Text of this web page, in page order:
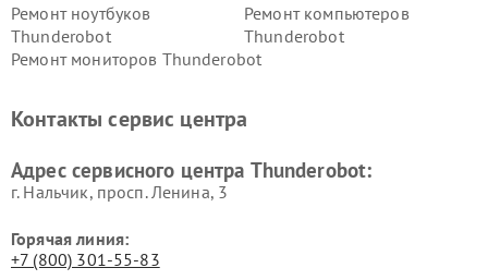
Ремонт ноутбуков
Thunderobot
Ремонт компьютеров
Thunderobot
Ремонт мониторов Thunderobot
Контакты сервис центра
Адрес сервисного центра Thunderobot:
г. Нальчик, просп. Ленина, 3
Горячая линия:
+7 (800) 301-55-83